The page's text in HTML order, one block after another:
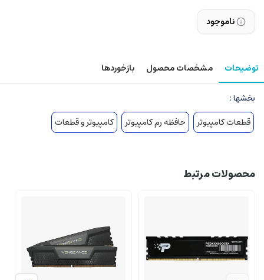
ناموجود
توضیحات مشخصات محصول بازخوردها
بخشها :
قطعات کامپیوتر
حافظه رم کامپیوتر کامپیوتر و قطعات
محصولات مرتبط